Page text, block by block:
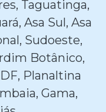
Taguatinga,
Asa Sul, Asa
Sudoeste,
Botânico,
Planaltina
Gama,